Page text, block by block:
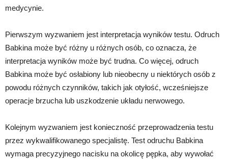
medycynie.
Pierwszym wyzwaniem jest interpretacja wyników testu. Odruch
Babkina może być różny u różnych osób, co oznacza, że ​​
interpretacja wyników może być trudna. Co więcej, odruch
Babkina może być osłabiony lub nieobecny u niektórych osób z
powodu różnych czynników, takich jak otyłość, wcześniejsze
operacje brzucha lub uszkodzenie układu nerwowego.
Kolejnym wyzwaniem jest konieczność przeprowadzenia testu
przez wykwalifikowanego specjalistę. Test odruchu Babkina
wymaga precyzyjnego nacisku na okolicę pępka, aby wywołać